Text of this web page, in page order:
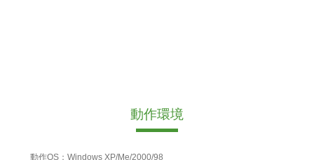
動作環境
動作OS：Windows XP/Me/2000/98